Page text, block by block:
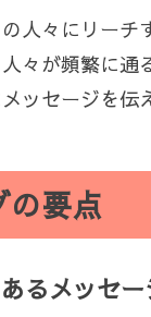
人々にリーチ
々が頻繁に通
ッセージを伝
の要点
るメッセ